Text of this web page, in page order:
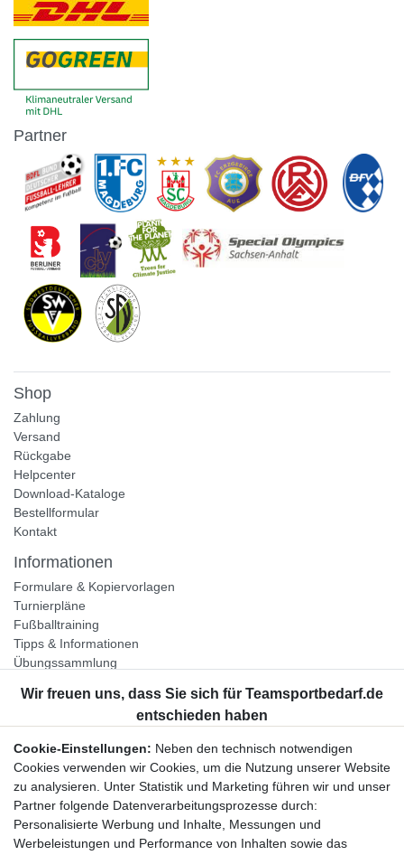
Partner
Shop
Zahlung
Versand
Rückgabe
Helpcenter
Download-Kataloge
Bestellformular
Kontakt
Informationen
Formulare & Kopiervorlagen
Turnierpläne
Fußballtraining
Tipps & Informationen
Übungssammlung
Unternehmen
Widerrufsrecht
Bestellung widerrufen
Datenschutzerklärung
AGB
Cookie-Einstellungen: Neben den technisch notwendigen
Cookies verwenden wir Cookies, um die Nutzung unserer Website
zu analysieren. Unter Statistik und Marketing führen wir und unser
Partner folgende Datenverarbeitungsprozesse durch:
Personalisierte Werbung und Inhalte, Messungen und
Werbeleistungen und Performance von Inhalten sowie das